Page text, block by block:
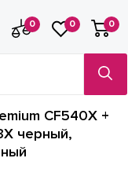
0 0 0
CF540X +
черный,